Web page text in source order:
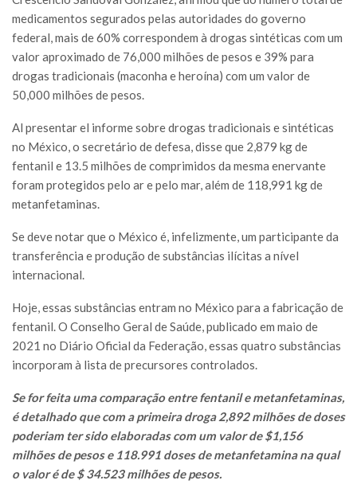
medicamentos segurados pelas autoridades do governo
federal, mais de 60% correspondem à drogas sintéticas com um
valor aproximado de 76,000 milhões de pesos e 39% para
drogas tradicionais (maconha e heroína) com um valor de
50,000 milhões de pesos.
Al presentar el informe sobre drogas tradicionais e sintéticas
no México, o secretário de defesa, disse que 2,879 kg de
fentanil e 13.5 milhões de comprimidos da mesma enervante
foram protegidos pelo ar e pelo mar, além de 118,991 kg de
metanfetaminas.
Se deve notar que o México é, infelizmente, um participante da
transferência e produção de substâncias ilícitas a nível
internacional.
Hoje, essas substâncias entram no México para a fabricação de
fentanil. O Conselho Geral de Saúde, publicado em maio de
2021 no Diário Oficial da Federação, essas quatro substâncias
incorporam à lista de precursores controlados.
Se for feita uma comparação entre fentanil e metanfetaminas,
é detalhado que com a primeira droga 2,892 milhões de doses
poderiam ter sido elaboradas com um valor de $1,156
milhões de pesos e 118.991 doses de metanfetamina na qual
o valor é de $ 34.523 milhões de pesos.